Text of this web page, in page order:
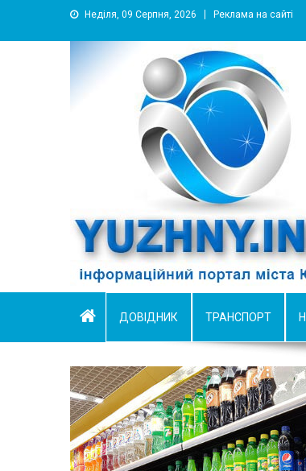
Неділя, 09 Серпня, 2026 Реклама на сайті
информационный портал города
ДОВІДНИК ТРАНСПОРТ